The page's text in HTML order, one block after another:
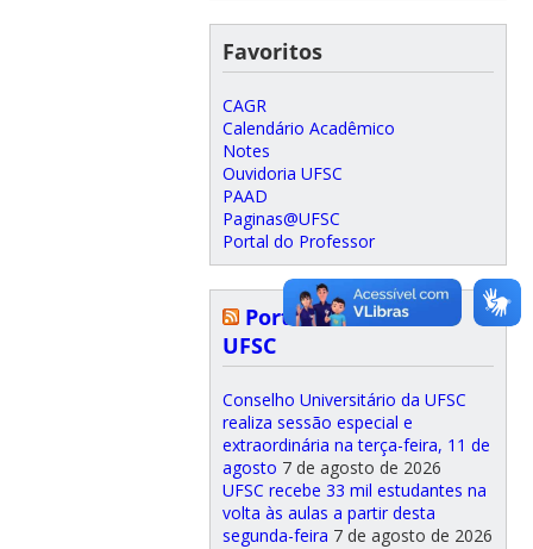
Favoritos
CAGR
Calendário Acadêmico
Notes
Ouvidoria UFSC
PAAD
Paginas@UFSC
Portal do Professor
Portal de Notícias
UFSC
Conselho Universitário da UFSC
realiza sessão especial e
extraordinária na terça-feira, 11 de
agosto 7 de agosto de 2026
UFSC recebe 33 mil estudantes na
volta às aulas a partir desta
segunda-feira 7 de agosto de 2026